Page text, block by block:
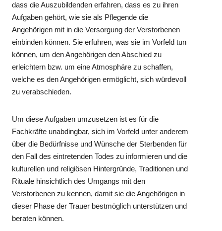
dass die Auszubildenden erfahren, dass es zu ihren
Aufgaben gehört, wie sie als Pflegende die
Angehörigen mit in die Versorgung der Verstorbenen
einbinden können. Sie erfuhren, was sie im Vorfeld tun
können, um den Angehörigen den Abschied zu
erleichtern bzw. um eine Atmosphäre zu schaffen,
welche es den Angehörigen ermöglicht, sich würdevoll
zu verabschieden.
Um diese Aufgaben umzusetzen ist es für die
Fachkräfte unabdingbar, sich im Vorfeld unter anderem
über die Bedürfnisse und Wünsche der Sterbenden für
den Fall des eintretenden Todes zu informieren und die
kulturellen und religiösen Hintergründe, Traditionen und
Rituale hinsichtlich des Umgangs mit den
Verstorbenen zu kennen, damit sie die Angehörigen in
dieser Phase der Trauer bestmöglich unterstützen und
beraten können.